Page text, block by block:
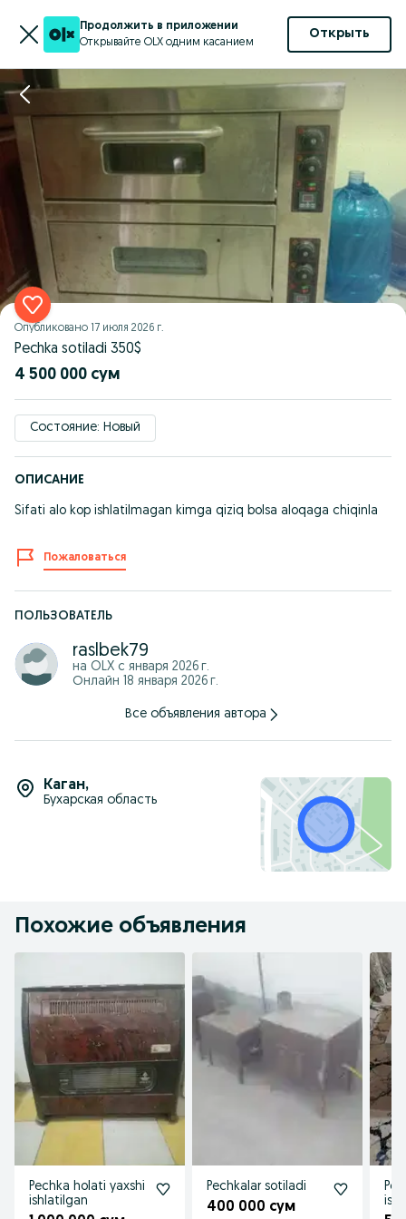
Продолжить в приложении
Открывайте OLX одним касанием
Открыть
Опубликовано 17 июля 2026 г.
Pechka sotiladi 350$
4 500 000 сум
Состояние: Новый
ОПИСАНИЕ
Sifati alo kop ishlatilmagan kimga qiziq bolsa aloqaga chiqinla
Пожаловаться
ПОЛЬЗОВАТЕЛЬ
raslbek79
на OLX с января 2026 г.
Онлайн 18 января 2026 г.
Все объявления автора
Каган,
Бухарская область
Похожие объявления
Pechka holati yaxshi
ishlatilgan
Pechkalar sotiladi
400 000 сум